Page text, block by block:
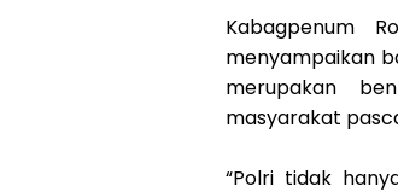
Kabagpenum
menyampaikan
merupakan
masyarakat
“Polri tidak